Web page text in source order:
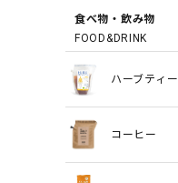
食べ物・飲み物
FOOD&DRINK
ハーブティー
コーヒー